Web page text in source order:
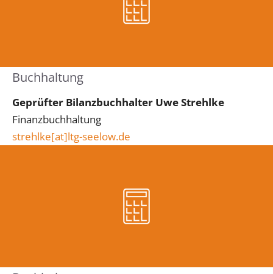
Buchhaltung
Geprüfter Bilanzbuchhalter Uwe Strehlke
Finanzbuchhaltung
strehlke[at]ltg-seelow.de